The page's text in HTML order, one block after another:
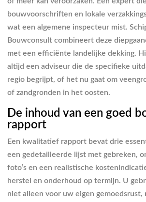
bouwvoorschriften en lokale
wat een algemene inspecteur mist.
Bouwconsult combineert deze
met een efficiënte landelijke dekking.
altijd een adviseur die de specifieke
regio begrijpt, of het nu gaat om
of zandgronden in het oosten.
De inhoud van een goed
rapport
Een kwalitatief rapport bevat drie
een gedetailleerde lijst met gebreken,
foto’s en een realistische
herstel en onderhoud op termijn. U
niet alleen voor uw eigen gemoedsrust,